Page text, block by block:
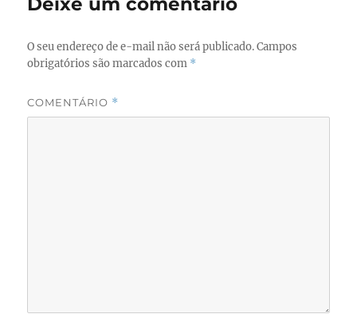
o
k
n
O seu endereço de e-mail não será publicado. Campos
obrigatórios são marcados com *
COMENTÁRIO *